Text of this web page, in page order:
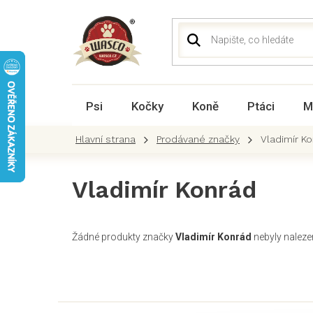
Psi Kočky Koně Ptáci
Prodávané značky Vladimír
Vladimír Konrád
Žádné produkty značkyVladimír Konrád nebyly